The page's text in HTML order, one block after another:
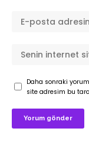
Daha sonraki
site adresim bu